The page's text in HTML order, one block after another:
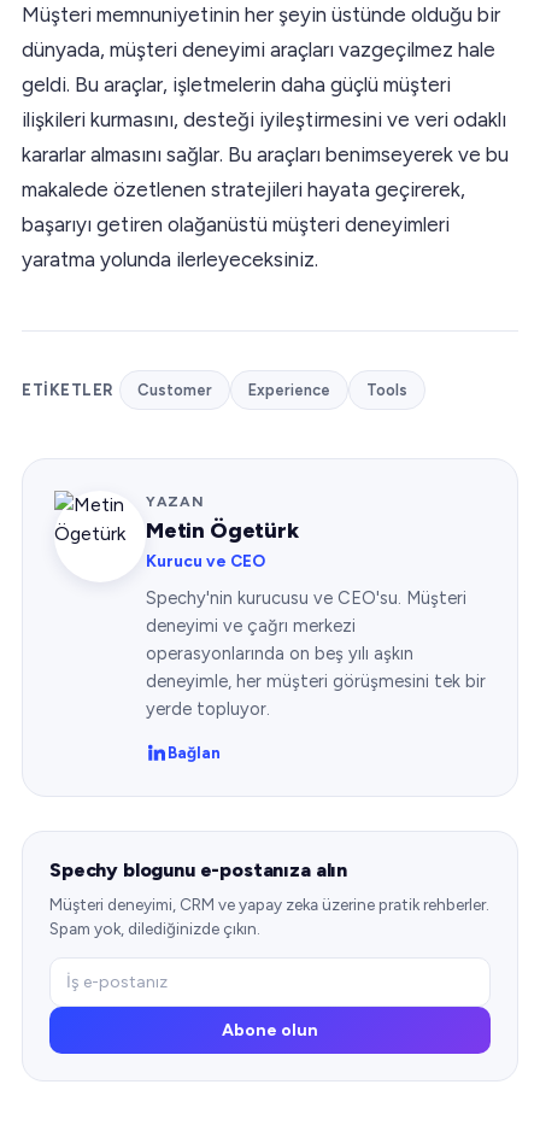
Müşteri memnuniyetinin her şeyin üstünde olduğu bir
dünyada, müşteri deneyimi araçları vazgeçilmez hale
geldi. Bu araçlar, işletmelerin daha güçlü müşteri
ilişkileri kurmasını, desteği iyileştirmesini ve veri odaklı
kararlar almasını sağlar. Bu araçları benimseyerek ve bu
makalede özetlenen stratejileri hayata geçirerek,
başarıyı getiren olağanüstü müşteri deneyimleri
yaratma yolunda ilerleyeceksiniz.
ETIKETLER Customer Experience Tools
YAZAN
Metin Ögetürk
Kurucu ve CEO
Spechy'nin kurucusu ve CEO'su. Müşteri
deneyimi ve çağrı merkezi
operasyonlarında on beş yılı aşkın
deneyimle, her müşteri görüşmesini tek bir
yerde topluyor.
Bağlan
Spechy blogunu e-postanıza alın
Müşteri deneyimi, CRM ve yapay zeka üzerine pratik rehberler.
Spam yok, dilediğinizde çıkın.
Abone olun